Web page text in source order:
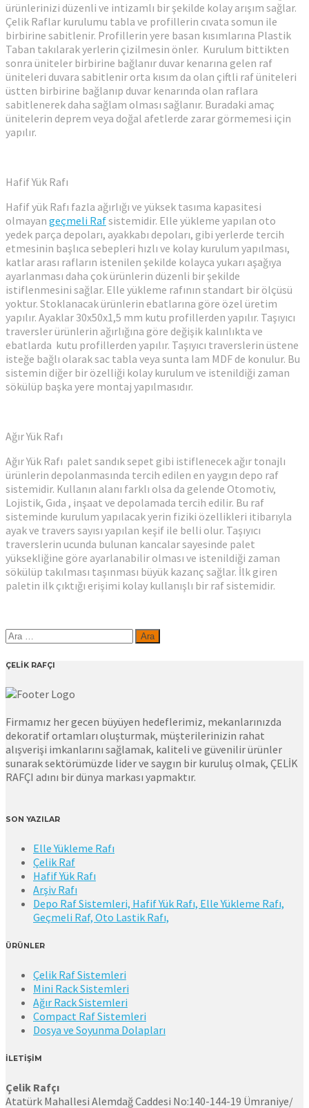
ürünlerinizi düzenli ve intizamlı bir şekilde kolay arışım sağlar.
Çelik Raflar kurulumu tabla ve profillerin cıvata somun ile
birbirine sabitlenir. Profillerin yere basan kısımlarına Plastik
Taban takılarak yerlerin çizilmesin önler. Kurulum bittikten
sonra üniteler birbirine bağlanır duvar kenarına gelen raf
üniteleri duvara sabitlenir orta kısım da olan çiftli raf üniteleri
üstten birbirine bağlanıp duvar kenarında olan raflara
sabitlenerek daha sağlam olması sağlanır. Buradaki amaç
ünitelerin deprem veya doğal afetlerde zarar görmemesi için
yapılır.
Hafif Yük Rafı
Hafif yük Rafı fazla ağırlığı ve yüksek tasıma kapasitesi
olmayan geçmeli Rafsistemidir. Elle yükleme yapılan oto
yedek parça depoları, ayakkabı depoları, gibi yerlerde tercih
etmesinin başlıca sebepleri hızlı ve kolay kurulum yapılması,
katlar arası rafların istenilen şekilde kolayca yukarı aşağıya
ayarlanması daha çok ürünlerin düzenli bir şekilde
istiflenmesini sağlar. Elle yükleme rafının standart bir ölçüsü
yoktur. Stoklanacak ürünlerin ebatlarına göre özel üretim
yapılır. Ayaklar 30x50x1,5 mm kutu profillerden yapılır. Taşıyıcı
traversler ürünlerin ağırlığına göre değişik kalınlıkta ve
ebatlarda kutu profillerden yapılır. Taşıyıcı traverslerin üstene
isteğe bağlı olarak sac tabla veya sunta lam MDF de konulur. Bu
sistemin diğer bir özelliği kolay kurulum ve istenildiği zaman
sökülüp başka yere montaj yapılmasıdır.
Ağır Yük Rafı
Ağır Yük Rafı palet sandık sepet gibi istiflenecek ağır tonajlı
ürünlerin depolanmasında tercih edilen en yaygın depo raf
sistemidir. Kullanın alanı farklı olsa da gelende Otomotiv,
Lojistik, Gıda , inşaat ve depolamada tercih edilir. Bu raf
sisteminde kurulum yapılacak yerin fiziki özellikleri itibarıyla
ayak ve travers sayısı yapılan keşif ile belli olur. Taşıyıcı
traverslerin ucunda bulunan kancalar sayesinde palet
yüksekliğine göre ayarlanabilir olması ve istenildiği zaman
sökülüp takılması taşınması büyük kazanç sağlar. İlk giren
paletin ilk çıktığı erişimi kolay kullanışlı bir raf sistemidir.
Arama:
ÇELİK RAFÇI
Firmamız her gecen büyüyen hedeflerimiz, mekanlarınızda
dekoratif ortamları oluşturmak, müşterilerinizin rahat
alışverişi imkanlarını sağlamak, kaliteli ve güvenilir ürünler
sunarak sektörümüzde lider ve saygın bir kuruluş olmak, ÇELİK
RAFÇI adını bir dünya markası yapmaktır.
SON YAZILAR
Elle Yükleme Rafı
Çelik Raf
Hafif Yük Rafı
Arşiv Rafı
Depo Raf Sistemleri, Hafif Yük Rafı, Elle Yükleme Rafı,
Geçmeli Raf, Oto Lastik Rafı,
ÜRÜNLER
Çelik Raf Sistemleri
Mini Rack Sistemleri
Ağır Rack Sistemleri
Compact Raf Sistemleri
Dosya ve Soyunma Dolapları
İLETİŞİM
Çelik Rafçı
Atatürk Mahallesi Alemdağ Caddesi No:140-144-19 Ümraniye/